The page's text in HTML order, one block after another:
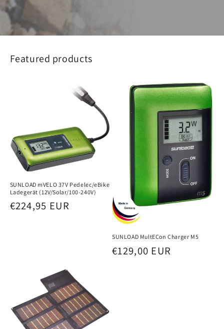
Featured products
SUNLOAD mVELO 37V Pedelec/eBike
Ladegerät (12V/Solar/100-240V)
Normaler
€224,95 EUR
SUNLOAD MultECon Charger M5
Normaler
€129,00 EUR